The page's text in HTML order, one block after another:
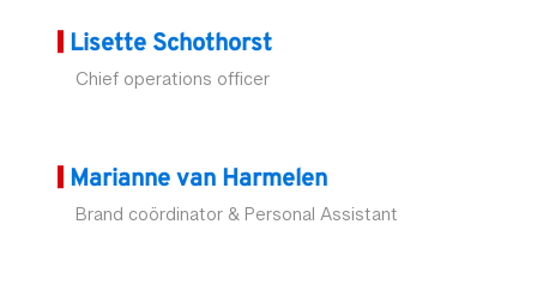
Lisette Schothorst
Chief operations officer
Marianne van Harmelen
Brand coördinator & Personal Assistant